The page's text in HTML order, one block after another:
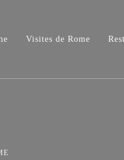
Visites de Rome